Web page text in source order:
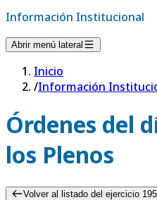
Información Institucional
Abrir menú lateral
Inicio
/Información
Órdenes del
los Plenos
Volver al listado del ejercicio